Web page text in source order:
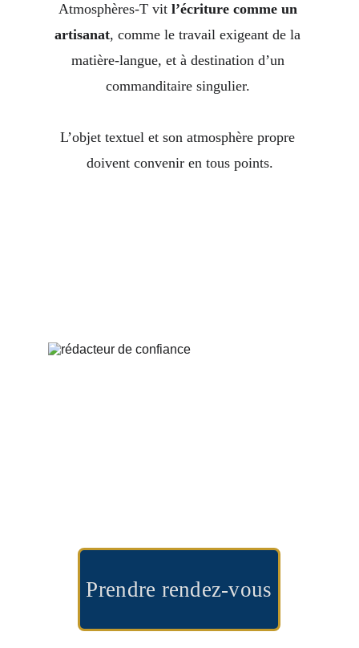
Atmosphères-T vit l’écriture comme un
artisanat, comme le travail exigeant de la
matière-langue, et à destination d’un
commanditaire singulier.
L’objet textuel et son atmosphère propre
doivent convenir en tous points.
Prendre rendez-vous